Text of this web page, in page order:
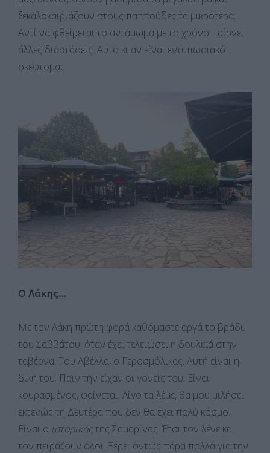
ξεκαλοκαιριάζουν στους παππούδες τα μικρότερα;
Αντί να φθείρεται το αντάμωμα με το χρόνο παίρνει
άλλες διαστάσεις. Αυτό κι αν είναι εντυπωσιακό…
σκέφτομαι.
Ο Λάκης…
Με τον Λάκη πρώτη φορά καθόμαστε αργά το βράδυ
του Σαββάτου, όταν έχει τελειώσει η δουλειά στην
ταβέρνα. Του Αβέλλα, ο Γεροσμόλικας. Αυτή είναι η
δική του. Πριν την είχαν οι γονείς του. Είναι
κουρασμένος, φαίνεται. Λίγο τα λέμε, θα μου μιλήσει
εκτενώς τη Δευτέρα που δεν θα έχει πολύ κόσμο.
Είναι ο ιστορικόςτης Σαμαρίνας. Έτσι τον λένε και
τον πειράζουν όλοι. Ξέρει όντως πάρα πολλά για την